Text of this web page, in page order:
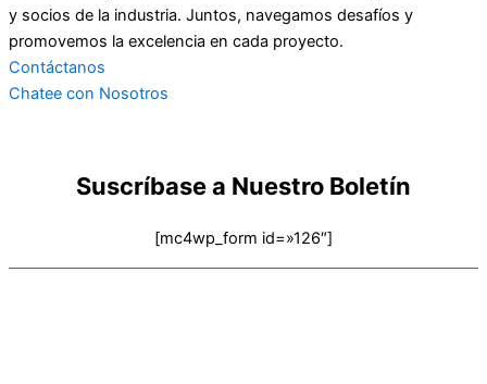
y socios de la industria. Juntos, navegamos desafíos y
promovemos la excelencia en cada proyecto.
Contáctanos
Chatee con Nosotros
Suscríbase a Nuestro Boletín
[mc4wp_form id=»126″]